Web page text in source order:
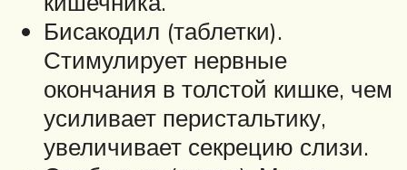
Бисакодил (таблетки).
Стимулирует нервные
окончания в толстой кишке, чем
усиливает перистальтику,
увеличивает секрецию слизи.